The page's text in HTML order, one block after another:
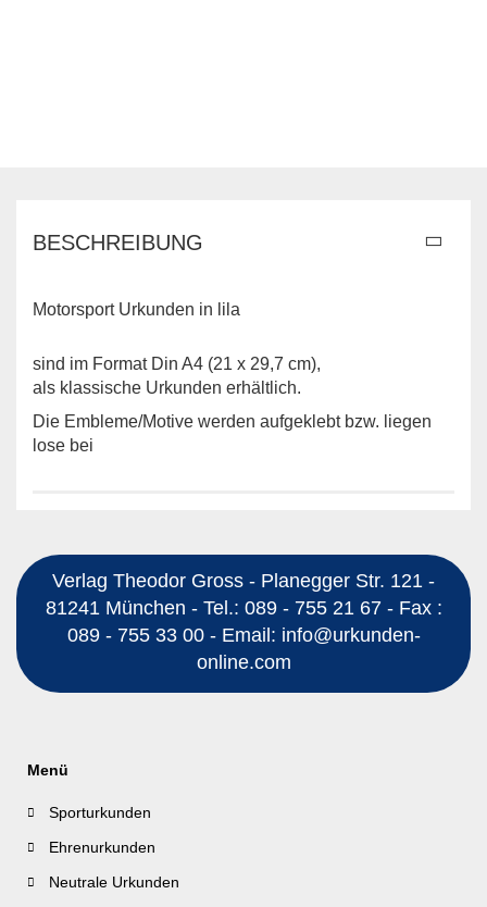
BESCHREIBUNG
Motorsport Urkunden in lila
sind im Format Din A4 (21 x 29,7 cm),
als klassische Urkunden erhältlich.
Die Embleme/Motive werden aufgeklebt bzw. liegen
lose bei
Verlag Theodor Gross - Planegger Str. 121 -
81241 München - Tel.: 089 - 755 21 67 - Fax :
089 - 755 33 00 - Email: info@urkunden-
online.com
Menü
Sporturkunden
Ehrenurkunden
Neutrale Urkunden